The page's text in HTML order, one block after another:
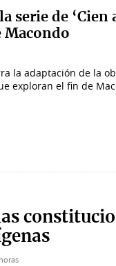
serie de ‘Cien
Macondo
la adaptación de la
exploran el fin de